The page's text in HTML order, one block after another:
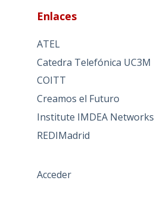
Enlaces
ATEL
Catedra Telefónica UC3M
COITT
Creamos el Futuro
Institute IMDEA Networks
REDIMadrid
Acceder